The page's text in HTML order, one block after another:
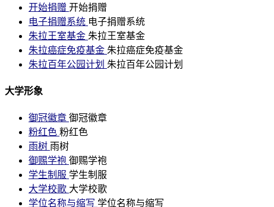
开始捐赠 开始捐赠
电子捐赠系统 电子捐赠系统
朱拉王室基金 朱拉王室基金
朱拉癌症免疫基金 朱拉癌症免疫基金
朱拉百年公园计划 朱拉百年公园计划
大学形象
御冠徽章 御冠徽章
粉红色 粉红色
雨树 雨树
御赐学袍 御赐学袍
学生制服 学生制服
大学校歌 大学校歌
学位名称与缩写 学位名称与缩写